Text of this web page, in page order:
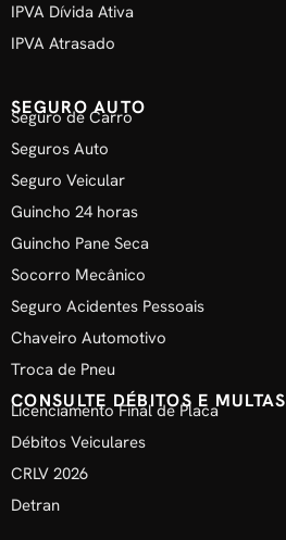
IPVA Dívida Ativa
IPVA Atrasado
SEGURO AUTO
Seguro de Carro
Seguros Auto
Seguro Veicular
Guincho 24 horas
Guincho Pane Seca
Socorro Mecânico
Seguro Acidentes Pessoais
Chaveiro Automotivo
Troca de Pneu
CONSULTE DÉBITOS E MULTAS
Licenciamento Final de Placa
Débitos Veiculares
CRLV 2026
Detran